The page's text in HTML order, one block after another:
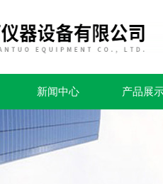
新闻中心 产品展